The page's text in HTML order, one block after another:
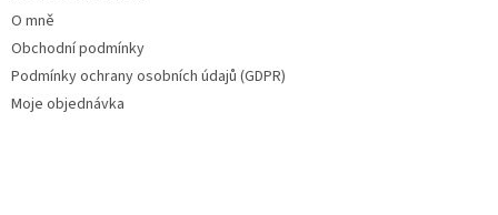
O mně
Obchodní podmínky
Podmínky ochrany osobních údajů (GDPR)
Moje objednávka